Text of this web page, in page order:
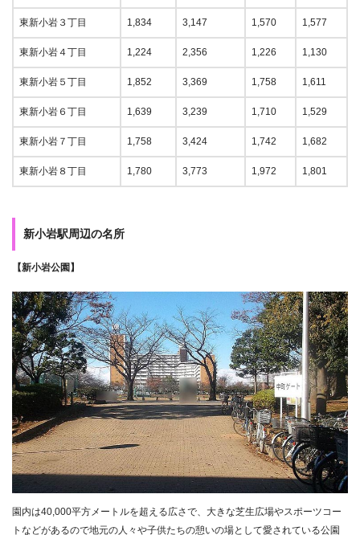
東新小岩３丁目 1,834 3,147 1,570 1,577
東新小岩４丁目 1,224 2,356 1,226 1,130
東新小岩５丁目 1,852 3,369 1,758 1,611
東新小岩６丁目 1,639 3,239 1,710 1,529
東新小岩７丁目 1,758 3,424 1,742 1,682
東新小岩８丁目 1,780 3,773 1,972 1,801
新小岩駅周辺の名所
【新小岩公園】
園内は40,000平方メートルを超える広さで、大きな芝生広場やスポーツコー
トなどがあるので地元の人々や子供たちの憩いの場として愛されている公園